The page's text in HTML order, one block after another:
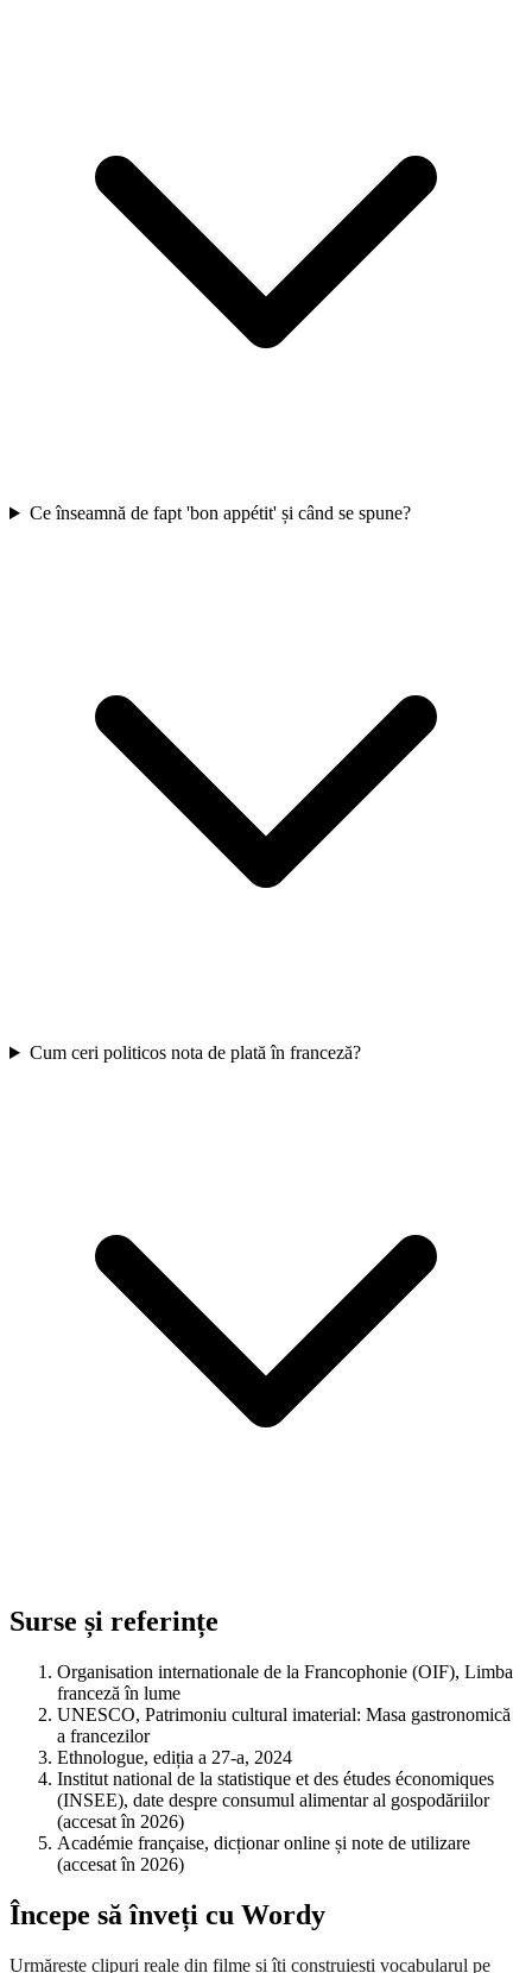
Ce înseamnă de fapt 'bon appétit' și când se spune?
Cum ceri politicos nota de plată în franceză?
Surse și referințe
Organisation internationale de la Francophonie (OIF), Limba
franceză în lume
UNESCO, Patrimoniu cultural imaterial: Masa gastronomică
a francezilor
Ethnologue, ediția a 27-a, 2024
Institut national de la statistique et des études économiques
(INSEE), date despre consumul alimentar al gospodăriilor
(accesat în 2026)
Académie française, dicționar online și note de utilizare
(accesat în 2026)
Începe să înveți cu Wordy
Urmărește clipuri reale din filme și îți construiești vocabularul pe